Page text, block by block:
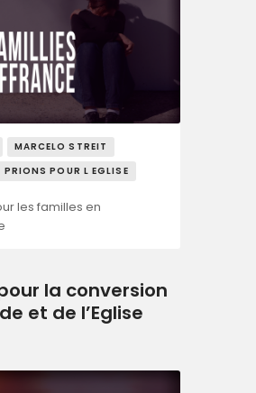
MARCELO STREIT
PRIONS POUR L EGLISE
les familles en
pour la conversion
et de l’Eglise